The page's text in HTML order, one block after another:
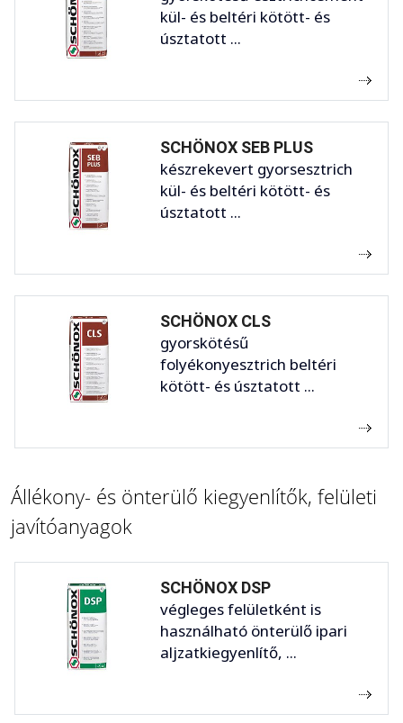
kül- és beltéri kötött- és
úsztatott ...
SCHÖNOX SEB PLUS
készrekevert gyorsesztrich
kül- és beltéri kötött- és
úsztatott ...
SCHÖNOX CLS
gyorskötésű
folyékonyesztrich beltéri
kötött- és úsztatott ...
Állékony- és önterülő kiegyenlítők, felületi
javítóanyagok
SCHÖNOX DSP
végleges felületként is
használható önterülő ipari
aljzatkiegyenlítő, ...